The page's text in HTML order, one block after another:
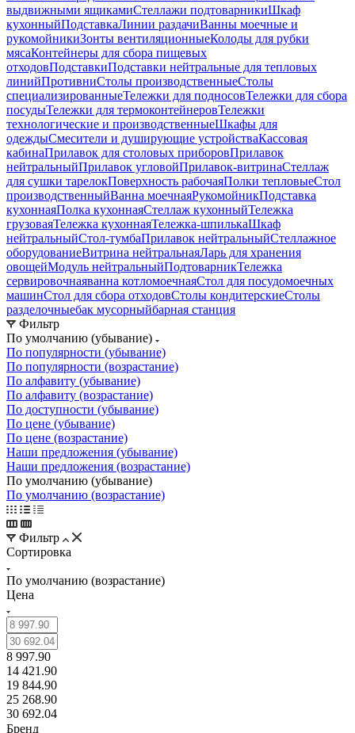
выдвижными ящикамиСтеллажи подтоварникиШкаф
кухонныйПодставкаЛинии раздачиВанны моечные и
рукомойникиЗонты вентиляционныеКолоды для рубки
мясаКонтейнеры для сбора пищевых
отходовПодставкиПодставки нейтральные для тепловых
линийПротивниСтолы производственныеСтолы
специализированныеТележки для подносовТележки для сбора
посудыТележки для термоконтейнеровТележки
технологические и производственныеШкафы для
одеждыСмесители и душирующие устройстваКассовая
кабинаПрилавок для столовых приборовПрилавок
нейтральныйПрилавок угловойПрилавок-витринаСтеллаж
для сушки тарелокПоверхность рабочаяПолки тепловыеСтол
производственныйВанна моечнаяРукомойникПодставка
кухоннаяПолка кухоннаяСтеллаж кухонныйТележка
грузоваяТележка кухоннаяТележка-шпилькаШкаф
нейтральныйСтол-тумбаПрилавок нейтральныйСтеллажное
оборудованиеВитрина нейтральнаяЛарь для хранения
овощейМодуль нейтральныйПодтоварникТележка
сервировочнаяванна котломоечнаяСтол для посудомоечных
машинСтол для сбора отходовСтолы кондитерскиеСтолы
разделочныебак мусорныйбарная станция
Фильтр
По умолчанию (убывание)
По популярности (убывание)
По популярности (возрастание)
По алфавиту (убывание)
По алфавиту (возрастание)
По доступности (убывание)
По цене (убывание)
По цене (возрастание)
Наши предложения (убывание)
Наши предложения (возрастание)
По умолчанию (убывание)
По умолчанию (возрастание)
Фильтр
Сортировка
По умолчанию (возрастание)
Цена
8 997.90
14 421.90
19 844.90
25 268.90
30 692.04
Бренд